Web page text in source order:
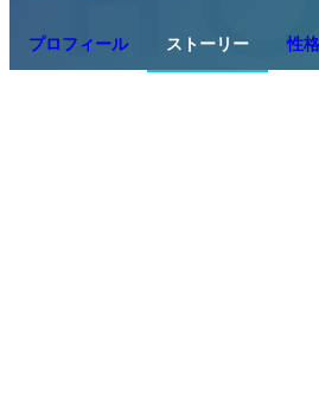
プロフィール ストーリー 性格